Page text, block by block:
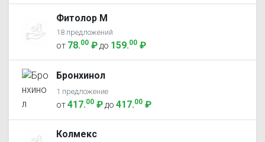
Фитолор М
18 предложений
от 78.00 ₽ до 159.00 ₽
Бронхинол
1 предложение
от417.00 ₽ до 417.00 ₽
Колмекс